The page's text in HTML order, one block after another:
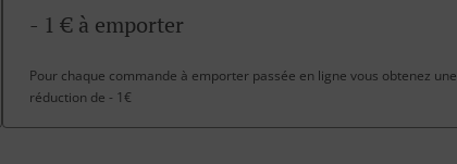
- 1 € à emporter
Pour chaque commande à emporter passée en ligne vous obtenez une
réduction de - 1€